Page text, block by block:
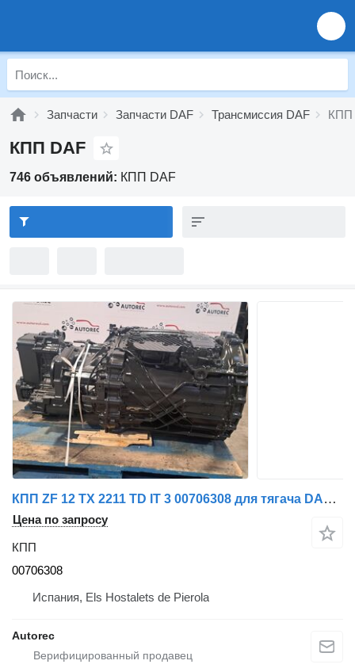
Запчасти Запчасти DAF Трансмиссия DAF КПП
КПП DAF
746 объявлений: КПП DAF
КПП ZF 12 TX 2211 TD IT 3 00706308 для тягача DAF 480
Цена по запросу
КПП
00706308
Испания, Els Hostalets de Pierola
Autorec